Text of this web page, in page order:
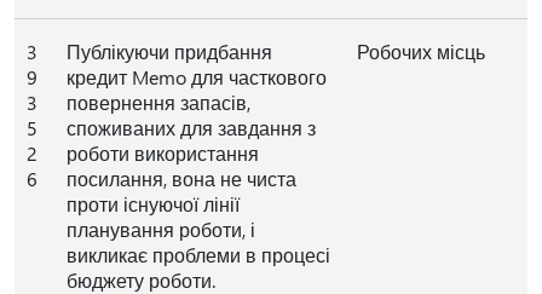
3
9
3
5
2
6
Публікуючи придбання
кредит Memo для часткового
повернення запасів,
споживаних для завдання з
роботи використання
посилання, вона не чиста
проти існуючої лінії
планування роботи, і
викликає проблеми в процесі
бюджету роботи.
Робочих місць